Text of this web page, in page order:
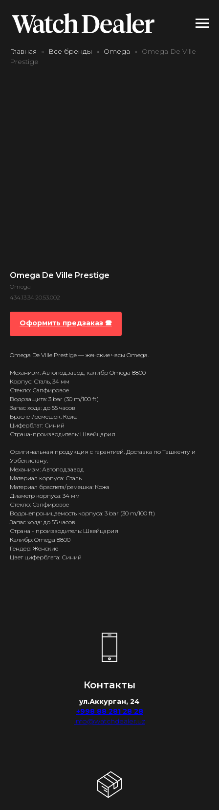
Главная Все бренды Omega
Omega De Ville
Prestige
Omega De Ville Prestige
Omega
434.13.34.20.53.002
Оформить предзаказ 🕿
Omega De Ville Prestige — женские часы Omega.
Механизм: Автоподзавод, калибр Omega 8800
Корпус: Сталь, 34 мм
Стекло: Сапфировое
Водозащита: 3 bar (30 m/100 ft)
Запас хода: до 55 часов
Браслет/ремешок: Кожа
Циферблат: Синий
Страна-производитель: Швейцария
Оригинальная продукция с гарантией. Доставка по Ташкенту и
Узбекистану.
Механизм: Автоподзавод
Материал корпуса: Сталь
Материал браслета/ремешка: Кожа
Диаметр корпуса: 34 мм
Стекло: Сапфировое
Водонепроницаемость корпуса: 3 bar (30 m/100 ft)
Запас хода: до 55 часов
Страна - производитель: Швейцария
Калибр: Omega 8800
Гендер: Женские
Цвет циферблата: Синий
Контакты
ул.Аккурган, 24
+998 88 281 28 28
info@watchdealer.uz